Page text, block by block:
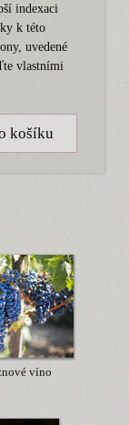
indexaci
k této
uvedené
vlastními
košíku
víno